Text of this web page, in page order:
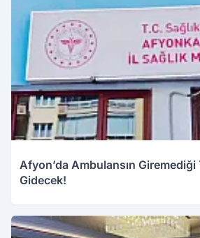
Afyon’da Ambulansın Giremediği
Gidecek!